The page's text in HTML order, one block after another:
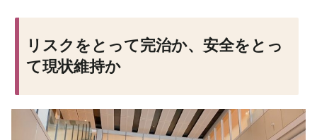
リスクをとって完治か、安全をとっ
て現状維持か